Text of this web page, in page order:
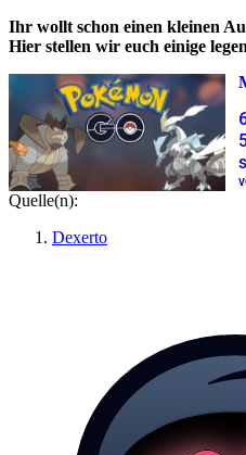
Ihr wollt schon einen kleinen
Hier stellen wir euch einige
Quelle(n):
Dexerto